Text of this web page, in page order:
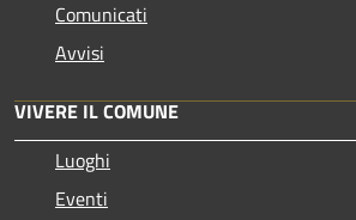
Comunicati
Avvisi
VIVERE IL COMUNE
Luoghi
Eventi